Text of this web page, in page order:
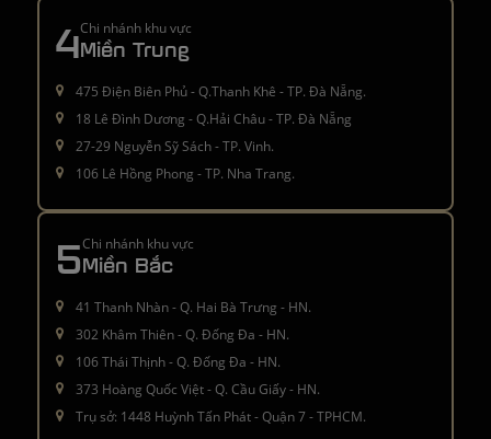
4Chi nhánh khu vực
Miền Trung
475 Điện Biên Phủ - Q.Thanh Khê - TP. Đà Nẵng.
18 Lê Đình Dương - Q.Hải Châu - TP. Đà Nẵng
27-29 Nguyễn Sỹ Sách - TP. Vinh.
106 Lê Hồng Phong - TP. Nha Trang.
5Chi nhánh khu vực
Miền Bắc
41 Thanh Nhàn - Q. Hai Bà Trưng - HN.
302 Khâm Thiên - Q. Đống Đa - HN.
106 Thái Thịnh - Q. Đống Đa - HN.
373 Hoàng Quốc Việt - Q. Cầu Giấy - HN.
Trụ sở: 1448 Huỳnh Tấn Phát - Quận 7 - TPHCM.